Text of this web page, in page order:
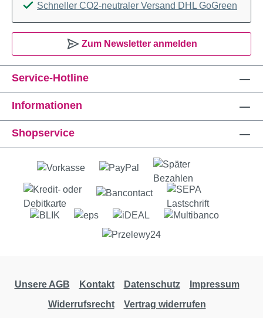
Service-Hotline
Informationen
Shopservice
Schneller CO2-neutraler Versand DHL GoGreen
Zum Newsletter anmelden
Unsere AGB Kontakt Datenschutz
Impressum
Widerrufsrecht
Vertrag widerrufen